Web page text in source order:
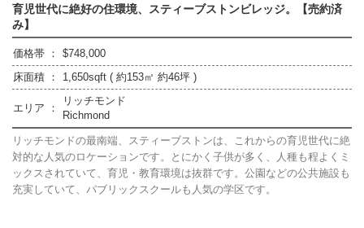
育児世代に絶好の住環境、スティーブストンビレッジ。【売約済
み】
価格帯 ：
$748,000
床面積 ：
1,650sqft ( 約153㎡ 約46坪 )
エリア ：
リッチモンド
Richmond
リッチモンドの最南端、スティーブストンは、これからの育児世代に絶
対的な人気のロケーションです。とにかく子供が多く、人種も程よくミ
ックスされていて、育児・教育環境は抜群です。公園などの公共施設も
充実していて、パブリックスクールも人気の学区です。